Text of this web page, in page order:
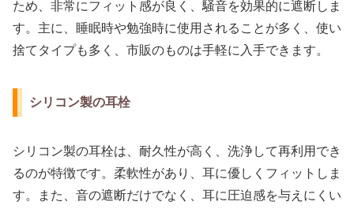
ため、非常にフィット感が良く、騒音を効果的に遮断しま
す。主に、睡眠時や勉強時に使用されることが多く、使い
捨てタイプも多く、市販のものは手軽に入手できます。
シリコン製の耳栓
シリコン製の耳栓は、耐久性が高く、洗浄して再利用でき
るのが特徴です。柔軟性があり、耳に優しくフィットしま
す。また、音の遮断だけでなく、耳に圧迫感を与えにくい